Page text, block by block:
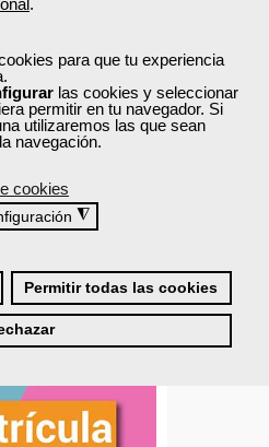
para que tu experiencia
las cookies y seleccionar
permitir en tu navegador. Si
utilizaremos las que sean
navegación.
cookies
◮
Permitir todas las cookies
Gratuito
horas
(Galicia )
cerrada